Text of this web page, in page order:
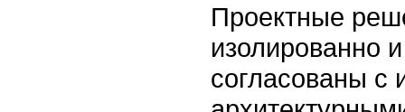
Проектные
изолированно
согласованы